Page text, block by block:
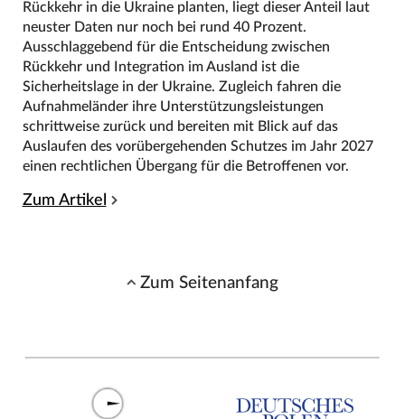
Rückkehr in die Ukraine planten, liegt dieser Anteil laut
neuster Daten nur noch bei rund 40 Prozent.
Ausschlaggebend für die Entscheidung zwischen
Rückkehr und Integration im Ausland ist die
Sicherheitslage in der Ukraine. Zugleich fahren die
Aufnahmeländer ihre Unterstützungsleistungen
schrittweise zurück und bereiten mit Blick auf das
Auslaufen des vorübergehenden Schutzes im Jahr 2027
einen rechtlichen Übergang für die Betroffenen vor.
Zum Artikel
Zum Seitenanfang